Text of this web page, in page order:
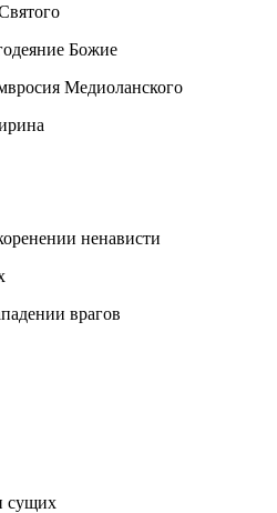
Божие
Медиоланского
ненависти
врагов
сущих